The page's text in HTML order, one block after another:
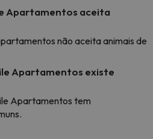
Apartamentos aceita
não aceita animais de
Apartamentos existe
Apartamentos tem